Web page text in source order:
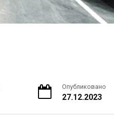
Опубликовано
27.12.2023